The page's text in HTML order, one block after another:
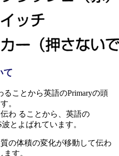
て
ことから英語のPrimaryの頭
。
わ ることから、英語の
とよばれています。
の体積の変化が移動して伝わ
す。